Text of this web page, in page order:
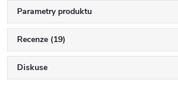
Parametry produktu
Recenze (19)
Diskuse